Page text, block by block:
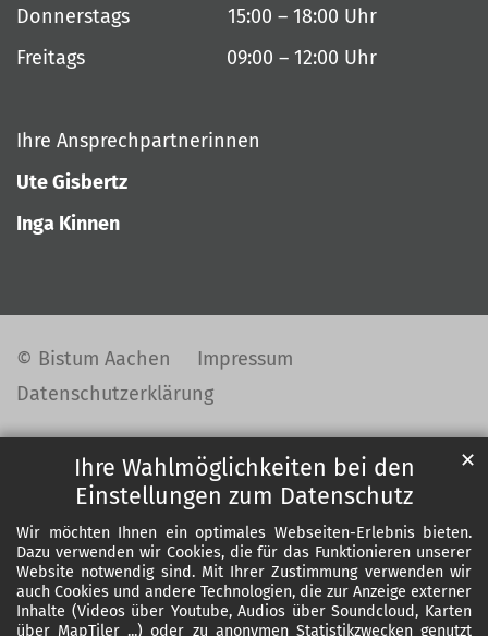
Ihre Wahlmöglichkeiten bei den
Einstellungen zum Datenschutz
Wir möchten Ihnen ein optimales Webseiten-Erlebnis bieten.
Dazu verwenden wir Cookies, die für das Funktionieren unserer
Website notwendig sind. Mit Ihrer Zustimmung verwenden wir
auch Cookies und andere Technologien, die zur Anzeige externer
Inhalte (Videos über Youtube, Audios über Soundcloud, Karten
über MapTiler ...) oder zu anonymen Statistikzwecken genutzt
✕
Donnerstags 15:00 – 18:00 Uhr
Freitags 09:00 – 12:00 Uhr
Ihre Ansprechpartnerinnen
Ute Gisbertz
Inga Kinnen
© Bistum Aachen
Impressum
Datenschutzerklärung